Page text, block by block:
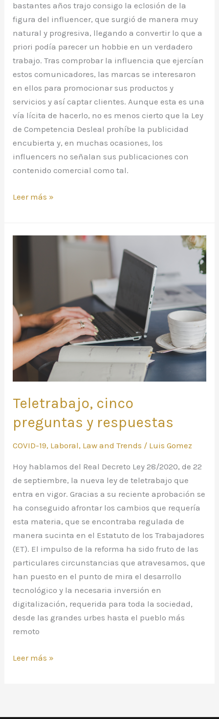
bastantes años trajo consigo la eclosión de la
figura del influencer, que surgió de manera muy
natural y progresiva, llegando a convertir lo que a
priori podía parecer un hobbie en un verdadero
trabajo. Tras comprobar la influencia que ejercían
estos comunicadores, las marcas se interesaron
en ellos para promocionar sus productos y
servicios y así captar clientes. Aunque esta es una
vía lícita de hacerlo, no es menos cierto que la Ley
de Competencia Desleal prohíbe la publicidad
encubierta y, en muchas ocasiones, los
influencers no señalan sus publicaciones con
contenido comercial como tal.
Leer más »
Teletrabajo, cinco
preguntas y respuestas
COVID-19, Laboral, Law and Trends / Luis Gomez
Hoy hablamos del Real Decreto Ley 28/2020, de 22
de septiembre, la nueva ley de teletrabajo que
entra en vigor. Gracias a su reciente aprobación se
ha conseguido afrontar los cambios que requería
esta materia, que se encontraba regulada de
manera sucinta en el Estatuto de los Trabajadores
(ET). El impulso de la reforma ha sido fruto de las
particulares circunstancias que atravesamos, que
han puesto en el punto de mira el desarrollo
tecnológico y la necesaria inversión en
digitalización, requerida para toda la sociedad,
desde las grandes urbes hasta el pueblo más
remoto
Leer más »